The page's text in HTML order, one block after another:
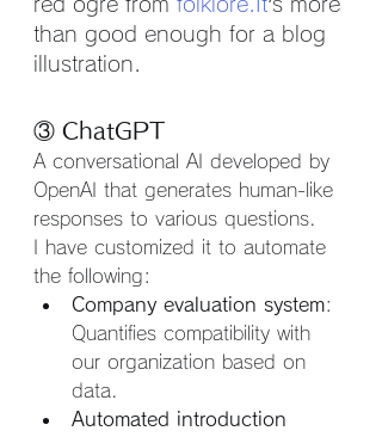
than good enough for a blog
illustration.
③ ChatGPT
A conversational AI developed by
OpenAI that generates human-like
responses to various questions.
I have customized it to automate
the following:
Company evaluation system:
Quantifies compatibility with
our organization based on
data.
Automated introduction